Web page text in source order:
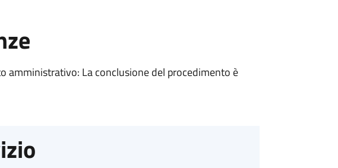
amministrativo: La conclusione del procedimento è